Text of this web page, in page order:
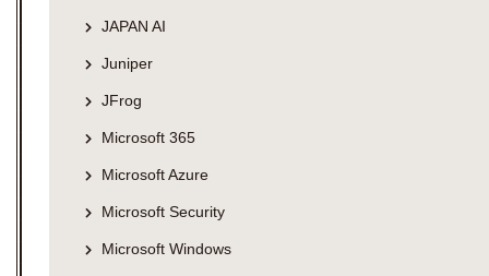
JAPAN AI
Juniper
JFrog
Microsoft 365
Microsoft Azure
Microsoft Security
Microsoft Windows